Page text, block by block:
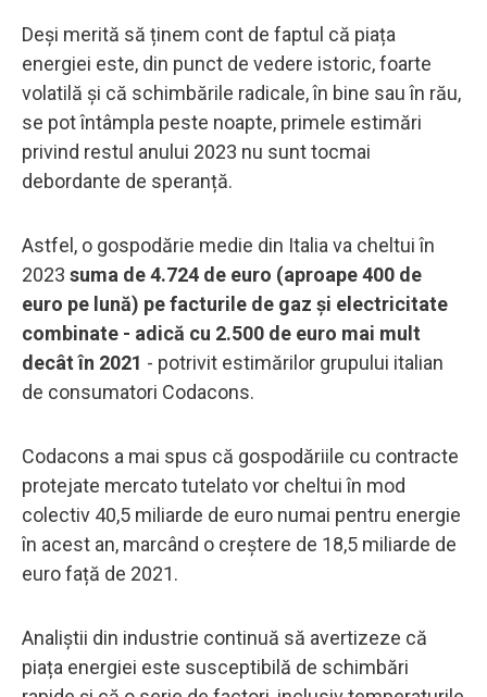
Deși merită să ținem cont de faptul că piața
energiei este, din punct de vedere istoric, foarte
volatilă și că schimbările radicale, în bine sau în rău,
se pot întâmpla peste noapte, primele estimări
privind restul anului 2023 nu sunt tocmai
debordante de speranță.
Astfel, o gospodărie medie din Italia va cheltui în
2023 suma de 4.724 de euro (aproape 400 de
euro pe lună) pe facturile de gaz și electricitate
combinate - adică cu 2.500 de euro mai mult
decât în 2021 - potrivit estimărilor grupului italian
de consumatori Codacons.
Codacons a mai spus că gospodăriile cu contracte
protejate mercato tutelato vor cheltui în mod
colectiv 40,5 miliarde de euro numai pentru energie
în acest an, marcând o creștere de 18,5 miliarde de
euro față de 2021.
Analiștii din industrie continuă să avertizeze că
piața energiei este susceptibilă de schimbări